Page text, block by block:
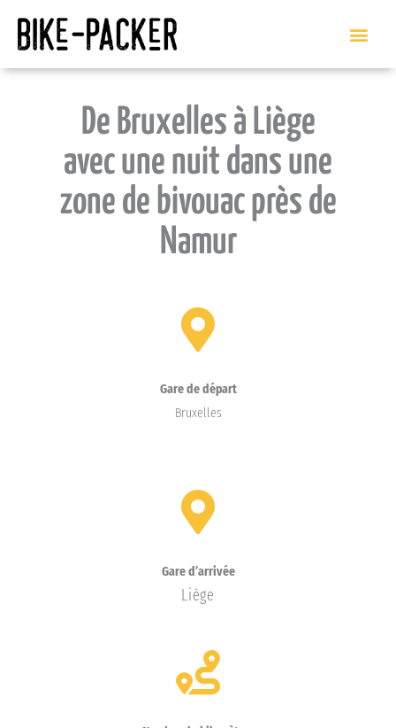
De Bruxelles à Liège
avec une nuit dans une
zone de bivouac près de
Namur
Gare de départ
Bruxelles
Gare d’arrivée
Liège